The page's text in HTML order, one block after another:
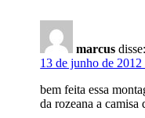
marcus disse:
13 de junho de 2012
bem feita essa
da rozeana a camisa